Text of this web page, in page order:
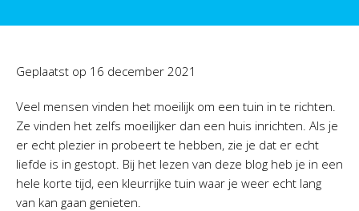
Geplaatst op 16 december 2021
Veel mensen vinden het moeilijk om een tuin in te richten.
Ze vinden het zelfs moeilijker dan een huis inrichten. Als je
er echt plezier in probeert te hebben, zie je dat er echt
liefde is in gestopt. Bij het lezen van deze blog heb je in een
hele korte tijd, een kleurrijke tuin waar je weer echt lang
van kan gaan genieten.